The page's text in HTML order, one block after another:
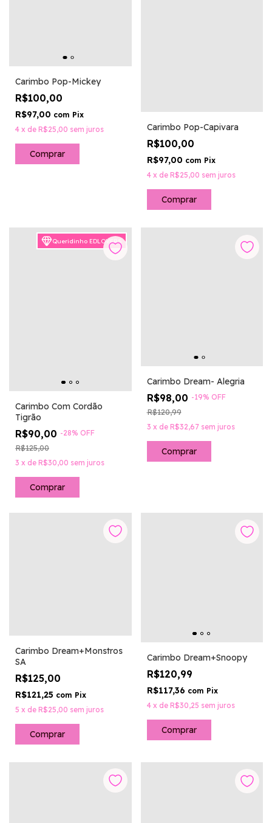
Carimbo Pop-Mickey
R$100,00
R$97,00 com Pix
4 x de R$25,00 sem juros Carimbo Pop-Capivara
R$100,00
R$97,00 com Pix
4 x de R$25,00 sem juros
Queridinho EDLOVERS
Carimbo Com Cordão
Tigrão
R$90,00 -28% OFF
R$125,00
3 x de R$30,00 sem juros
Comprar
Carimbo Dream- Alegria
R$98,00 -19% OFF
R$120,99
3 x de R$32,67 sem juros
Carimbo Dream+Monstros
SA
R$125,00
R$121,25 com Pix
5 x de R$25,00 sem juros
Carimbo Dream+Snoopy
R$120,99
R$117,36 com Pix
4 x de R$30,25 sem juros
Comprar